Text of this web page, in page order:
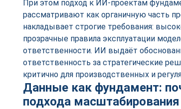
При этом подход к ИИ-проектам
рассматривают как органичную часть
накладывает строгие требования:
прозрачные правила эксплуатации
ответственности. ИИ выдаёт
ответственность за стратегические
критично для производственных и
Данные как фундамент:
подхода масштабирования